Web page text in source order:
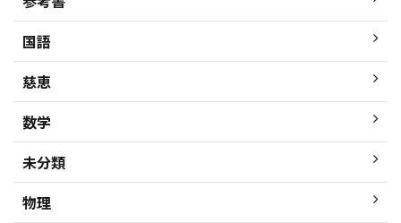
国語
慈恵
数学
未分類
物理